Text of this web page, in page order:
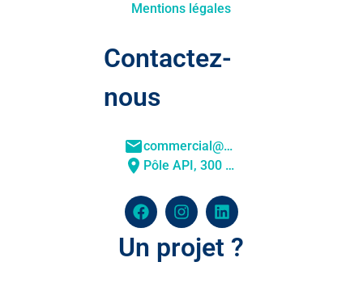
Mentions légales
Contactez-
nous
commercial@physique-ingenierie.fr
Pôle API, 300 Bd Sébastien Brant, 67400 Illkirch-Graffenstaden
Un projet ?